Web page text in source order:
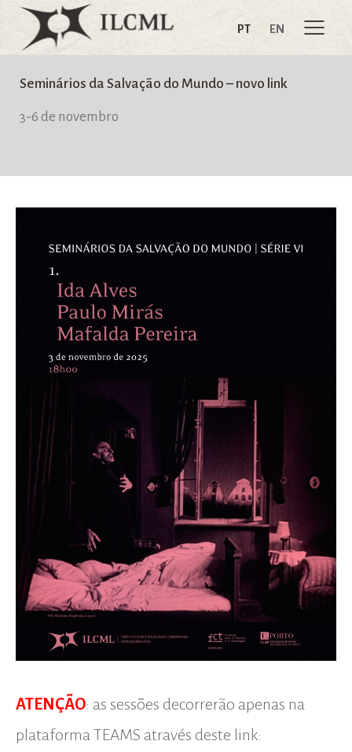
PT EN
Seminários da Salvação do Mundo – novo link
3-6 de novembro
ATENÇÃO: as sessões decorrerão apenas na
plataforma TEAMS através deste link: